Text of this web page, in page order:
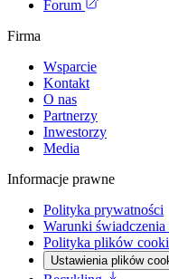
Forum
Firma
Wsparcie
Kontakt
O nas
Partnerzy
Inwestorzy
Media
Informacje prawne
Polityka prywatności
Warunki świadczenia
Polityka plików
Ustawienia plików